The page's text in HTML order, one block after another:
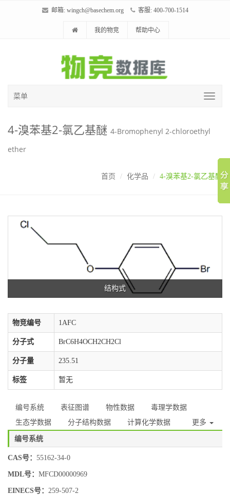
邮箱: wingch@basechem.org 客服: 400-700-1514
我的物竞 帮助中心
菜单
4-溴苯基2-氯乙基醚 4-Bromophenyl 2-chloroethyl
ether
首页 化学品 4-溴苯基2-氯乙基醚
结构式
物竞编号 1AFC
分子式 BrC6H4OCH2CH2Cl
分子量 235.51
标签 暂无
编号系统 表征图谱 物性数据
毒理学数据
生态学数据
分子结构数据 计算化学数据 更多
编号系统
CAS号： 55162-34-0
MDL号： MFCD00000969
EINECS号： 259-507-2